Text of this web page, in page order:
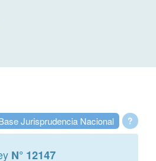
?
Jurisprudencia Nacional
N° 12147